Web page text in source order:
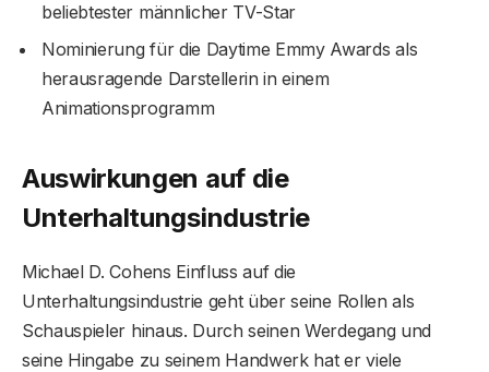
beliebtester männlicher TV-Star
Nominierung für die Daytime Emmy Awards als
herausragende Darstellerin in einem
Animationsprogramm
Auswirkungen auf die
Unterhaltungsindustrie
Michael D. Cohens Einfluss auf die
Unterhaltungsindustrie geht über seine Rollen als
Schauspieler hinaus. Durch seinen Werdegang und
seine Hingabe zu seinem Handwerk hat er viele